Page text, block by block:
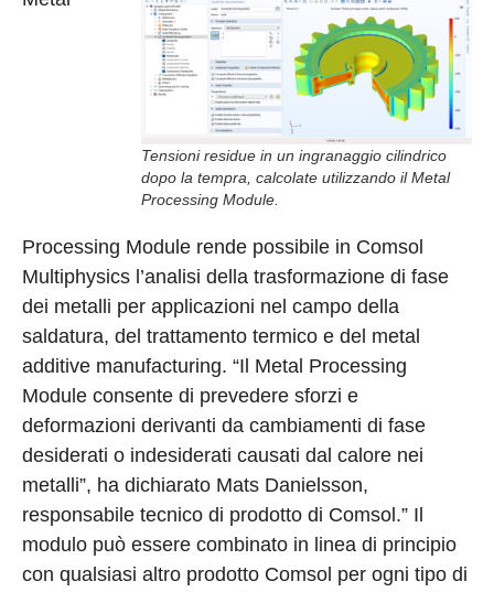
Tensioni residue in un ingranaggio cilindrico
dopo la tempra, calcolate utilizzando il Metal
Processing Module.
Processing Module rende possibile in Comsol
Multiphysics l’analisi della trasformazione di fase
dei metalli per applicazioni nel campo della
saldatura, del trattamento termico e del metal
additive manufacturing. “Il Metal Processing
Module consente di prevedere sforzi e
deformazioni derivanti da cambiamenti di fase
desiderati o indesiderati causati dal calore nei
metalli”, ha dichiarato Mats Danielsson,
responsabile tecnico di prodotto di Comsol.” Il
modulo può essere combinato in linea di principio
con qualsiasi altro prodotto Comsol per ogni tipo di